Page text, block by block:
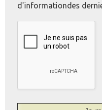
d'informationdes